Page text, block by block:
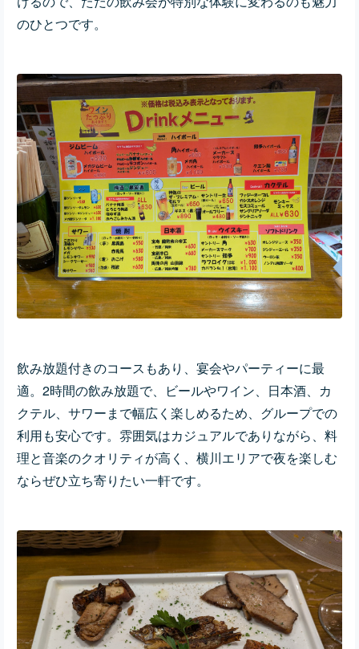
のひとつです。
飲み放題付きのコースもあり、宴会やパーティーに最
適。2時間の飲み放題で、ビールやワイン、日本酒、カ
クテル、サワーまで幅広く楽しめるため、グループでの
利用も安心です。雰囲気はカジュアルでありながら、料
理と音楽のクオリティが高く、横川エリアで夜を楽しむ
ならぜひ立ち寄りたい一軒です。